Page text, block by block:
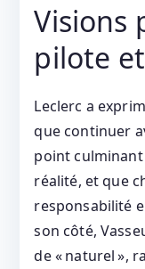
Visions
pilote
Leclerc a
que continuer
point culminant
réalité, et que
responsabilité
son côté,
de « naturel »,